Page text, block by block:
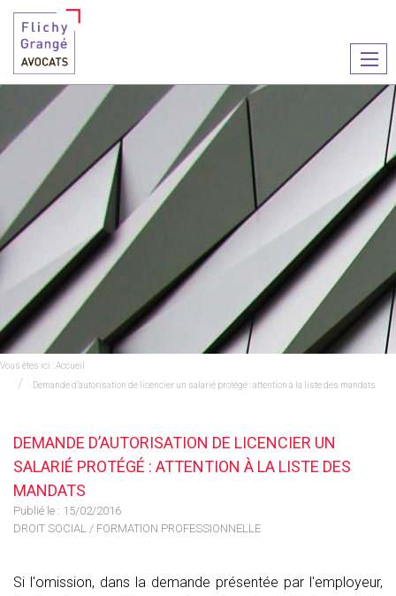
le
Vous êtes ici :Accueil
Demande d’autorisation de licencier un salarié protégé : attention à la liste des mandats
DEMANDE D’AUTORISATION DE LICENCIER UN
SALARIÉ PROTÉGÉ : ATTENTION À LA LISTE DES
MANDATS
Publié le : 15/02/2016
DROIT SOCIAL / FORMATION PROFESSIONNELLE
Si l'omission, dans la demande présentée par l'employeur,